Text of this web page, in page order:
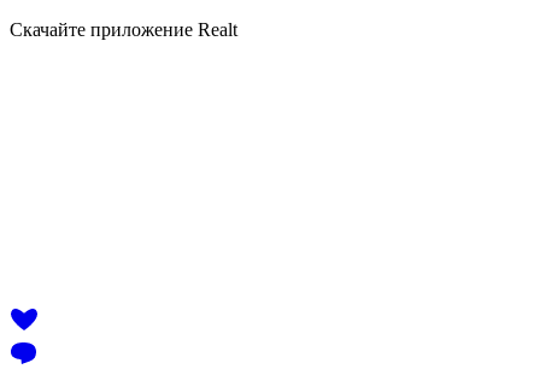
Скачайте приложение Realt